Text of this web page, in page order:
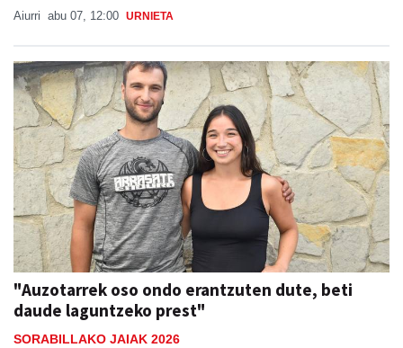
Aiurri abu 07, 12:00 URNIETA
"Auzotarrek oso ondo erantzuten dute, beti
daude laguntzeko prest"
SORABILLAKO JAIAK 2026